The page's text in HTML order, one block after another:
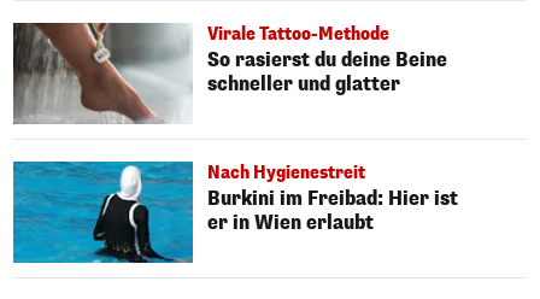
Virale Tattoo-Methode
So rasierst du deine Beine
schneller und glatter
Nach Hygienestreit
Burkini im Freibad: Hier ist
er in Wien erlaubt